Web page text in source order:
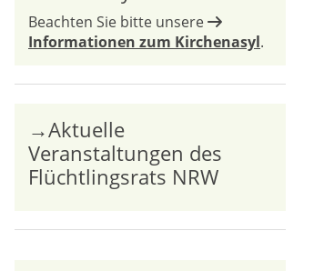
Beachten Sie bitte unsere
Informationen zum Kirchenasyl.
→Aktuelle
Veranstaltungen des
Flüchtlingsrats NRW